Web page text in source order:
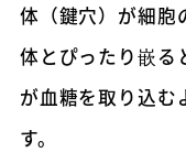
体（鍵穴）が細胞
体とぴったり嵌る
が血糖を取り込
す。